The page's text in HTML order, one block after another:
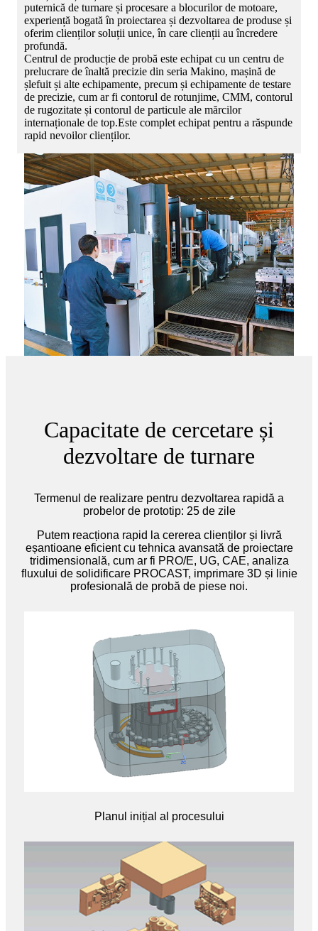
puternică de turnare și procesare a blocurilor de motoare,
experiență bogată în proiectarea și dezvoltarea de produse și
oferim clienților soluții unice, în care clienții au încredere
profundă.
Centrul de producție de probă este echipat cu un centru de
prelucrare de înaltă precizie din seria Makino, mașină de
șlefuit și alte echipamente, precum și echipamente de testare
de precizie, cum ar fi contorul de rotunjime, CMM, contorul
de rugozitate și contorul de particule ale mărcilor
internaționale de top.Este complet echipat pentru a răspunde
rapid nevoilor clienților.
Capacitate de cercetare și
dezvoltare de turnare
Termenul de realizare pentru dezvoltarea rapidă a
probelor de prototip: 25 de zile
Putem reacționa rapid la cererea clienților și livră
eșantioane eficient cu tehnica avansată de proiectare
tridimensională, cum ar fi PRO/E, UG, CAE, analiza
fluxului de solidificare PROCAST, imprimare 3D și linie
profesională de probă de piese noi.
Planul inițial al procesului